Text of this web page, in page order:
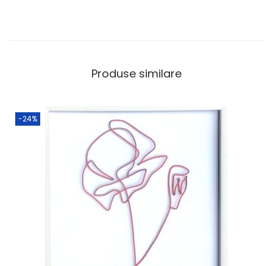
Produse similare
-24%